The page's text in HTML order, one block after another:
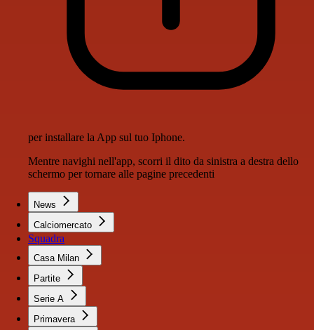
per installare la App sul tuo Iphone.
Mentre navighi nell'app, scorri il dito da sinistra a destra dello
schermo per tornare alle pagine precedenti
News
Calciomercato
Squadra
Casa Milan
Partite
Serie A
Primavera